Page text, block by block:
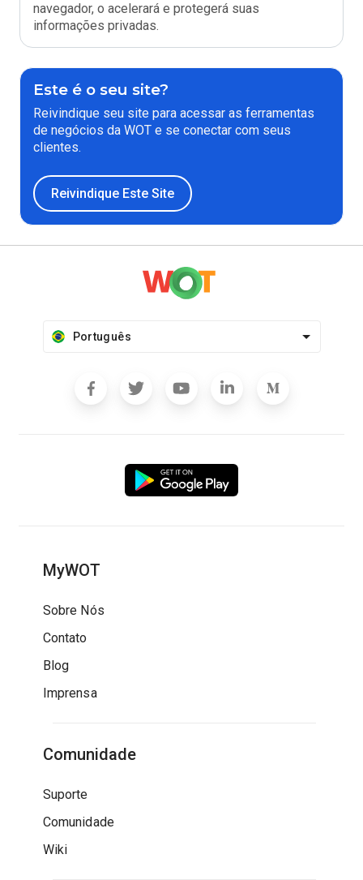
navegador, o acelerará e protegerá suas
informações privadas.
Este é o seu site?
Reivindique seu site para acessar as ferramentas
de negócios da WOT e se conectar com seus
clientes.
Reivindique Este Site
Português
MyWOT
Sobre Nós
Contato
Blog
Imprensa
Comunidade
Suporte
Comunidade
Wiki